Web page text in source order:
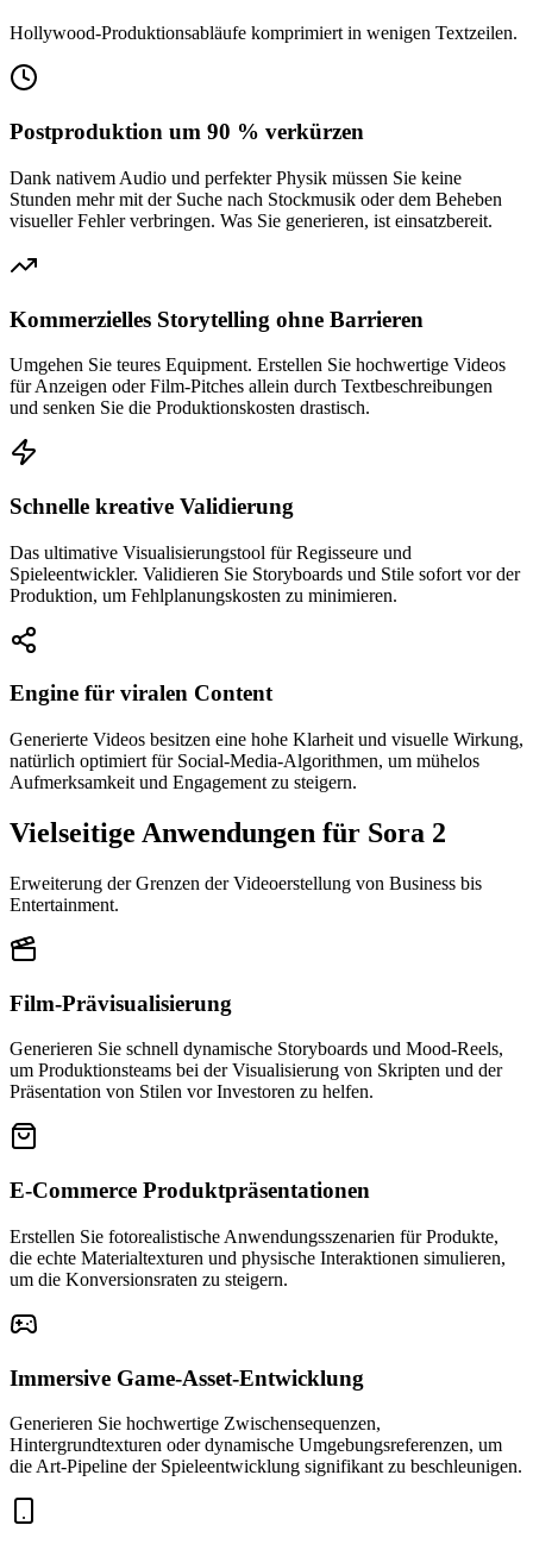
Hollywood-Produktionsabläufe komprimiert in wenigen Textzeilen.
Postproduktion um 90 % verkürzen
Dank nativem Audio und perfekter Physik müssen Sie keine
Stunden mehr mit der Suche nach Stockmusik oder dem Beheben
visueller Fehler verbringen. Was Sie generieren, ist einsatzbereit.
Kommerzielles Storytelling ohne Barrieren
Umgehen Sie teures Equipment. Erstellen Sie hochwertige Videos
für Anzeigen oder Film-Pitches allein durch Textbeschreibungen
und senken Sie die Produktionskosten drastisch.
Schnelle kreative Validierung
Das ultimative Visualisierungstool für Regisseure und
Spieleentwickler. Validieren Sie Storyboards und Stile sofort vor der
Produktion, um Fehlplanungskosten zu minimieren.
Engine für viralen Content
Generierte Videos besitzen eine hohe Klarheit und visuelle Wirkung,
natürlich optimiert für Social-Media-Algorithmen, um mühelos
Aufmerksamkeit und Engagement zu steigern.
Vielseitige Anwendungen für Sora 2
Erweiterung der Grenzen der Videoerstellung von Business bis
Entertainment.
Film-Prävisualisierung
Generieren Sie schnell dynamische Storyboards und Mood-Reels,
um Produktionsteams bei der Visualisierung von Skripten und der
Präsentation von Stilen vor Investoren zu helfen.
E-Commerce Produktpräsentationen
Erstellen Sie fotorealistische Anwendungsszenarien für Produkte,
die echte Materialtexturen und physische Interaktionen simulieren,
um die Konversionsraten zu steigern.
Immersive Game-Asset-Entwicklung
Generieren Sie hochwertige Zwischensequenzen,
Hintergrundtexturen oder dynamische Umgebungsreferenzen, um
die Art-Pipeline der Spieleentwicklung signifikant zu beschleunigen.